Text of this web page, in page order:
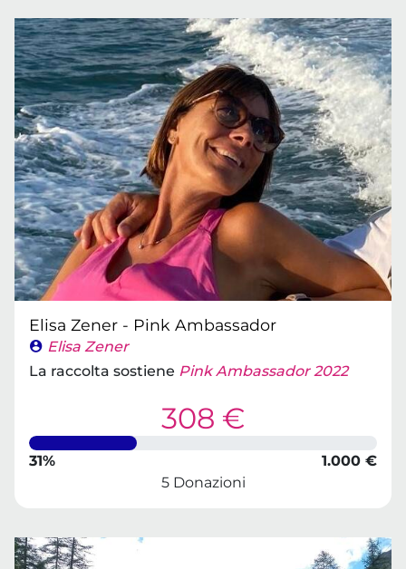
Elisa Zener - Pink Ambassador
Elisa Zener
La raccolta sostiene Pink Ambassador 2022
308 €
31%
1.000 €
5 Donazioni